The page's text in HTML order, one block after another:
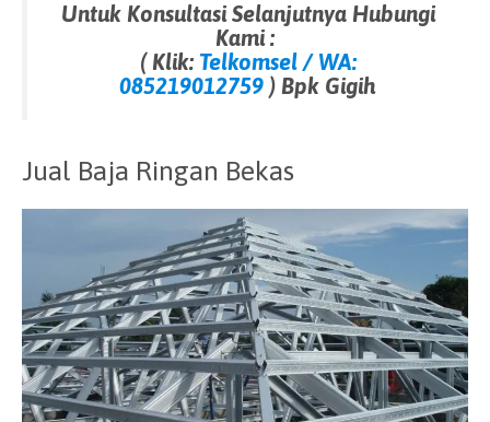
Untuk Konsultasi Selanjutnya Hubungi
Kami :
( Klik: Telkomsel / WA:
085219012759 ) Bpk Gigih
Jual Baja Ringan Bekas